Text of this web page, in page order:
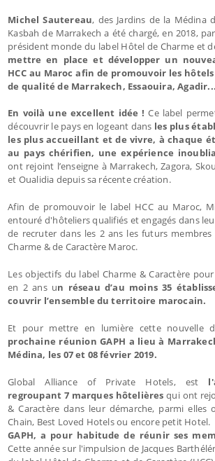
Michel Sautereau, des Jardins de la Médina
Kasbah de Marrakech a été chargé, en 2018,
président monde du label Hôtel de Charme et
mettre en place et développer un
HCC au Maroc afin de promouvoir les
de qualité de Marrakech, Essaouira, Agadir...
En voilà une excellent idée ! Ce label
découvrir le pays en logeant dans les plus
les plus accueillant et de vivre, à chaque
au pays chérifien, une expérience
ont rejoint l’enseigne à Marrakech, Zagora,
et Oualidia depuis sa récente création.
Afin de promouvoir le label HCC au Maroc,
entouré d'hôteliers qualifiés et engagés dans
de recruter dans les 2 ans les futurs
Charme & de Caractère Maroc.
Les objectifs du label Charme & Caractère
en 2 ans un réseau d’au moins 35
couvrir l’ensemble du territoire marocain.
Et pour mettre en lumière cette nouvelle
prochaine réunion GAPH a lieu à
Médina, les 07 et 08 février 2019.
Global Alliance of Private Hotels, est
regroupant 7 marques hôtelières qui ont
& Caractère dans leur démarche, parmi elles
Chain, Best Loved Hotels ou encore petit Hotel.
GAPH, a pour habitude de réunir ses
Cette année sur l'impulsion de Jacques